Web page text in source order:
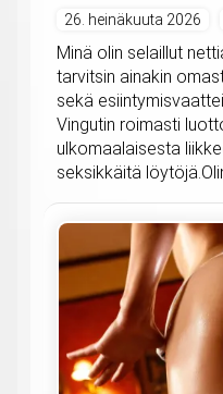
26. heinäkuuta 2026
Minä olin selaillut
tarvitsin ainakin
sekä
Vingutin roimasti
ulkomaalaisesta
seksikkäitä